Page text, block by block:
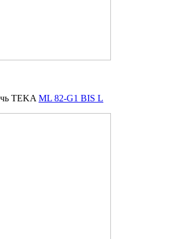
TEKAML 82-G1 BIS L